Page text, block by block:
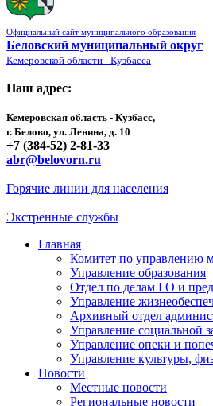
Официальный сайт муниципального образования
Беловский муниципальный округ
Кемеровской области - Кузбасса
Наш адрес:
Кемеровская область - Кузбасс,
г. Белово, ул. Ленина, д. 10
+7 (384-52) 2-81-33
abr@belovorn.ru
Горячие линии для населения
Экстренные службы
Главная
Комитет по управлению
Управление образования
Отдел по делам ГО и
Управление
Архивный отдел
Управление социальной
Управление опеки и
Управление культуры,
Новости
Местные новости
Региональные новости